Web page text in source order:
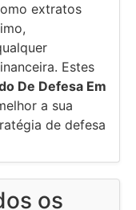
extratos
Estes
De Defesa Em
a sua
de defesa
os